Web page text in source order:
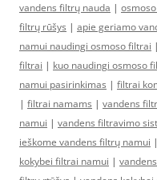
vandens filtrų nauda |
filtrų rūšys | apie geriamo
namui naudingi osmoso filtrai |
filtrai | kuo naudingi osmoso
namui pasirinkimas | filtrai
| filtrai namams | vandens
namui | vandens filtravimo
ieškome vandens filtrų namui |
kokybei filtrai namui |